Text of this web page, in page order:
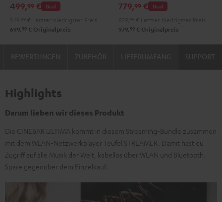
Deal
499,99 €
699, 99 € Originalpreis
Schwarz
WeißDeal
779,99 €
979, 99 € Originalpreis
SUPPORT
Highlights
Darum lieben wir dieses Produkt
Die CINEBAR ULTIMA kommt in diesem Streaming-Bundle zusammen
mit dem WLAN-Netzwerkplayer Teufel STREAMER. Damit hast du
Zugriff auf alle Musik der Welt, kabellos über WLAN und Bluetooth.
Spare gegenüber dem Einzelkauf.